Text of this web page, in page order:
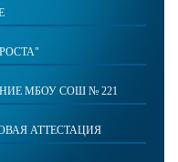
МБОУ СОШ № 221
АТТЕСТАЦИЯ